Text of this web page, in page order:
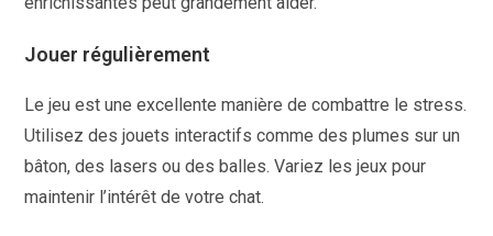
Jouer régulièrement
Le jeu est une excellente manière de combattre le stress.
Utilisez des jouets interactifs comme des plumes sur un
bâton, des lasers ou des balles. Variez les jeux pour
maintenir l’intérêt de votre chat.